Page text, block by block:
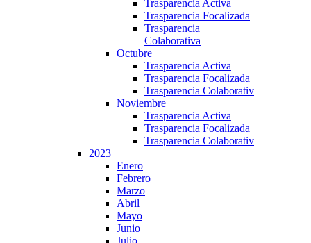
Trasparencia Activa
Trasparencia Focalizada
Trasparencia
Colaborativa
Octubre
Trasparencia Activa
Trasparencia Focalizada
Trasparencia Colaborativ
Noviembre
Trasparencia Activa
Trasparencia Focalizada
Trasparencia Colaborativ
2023
Enero
Febrero
Marzo
Abril
Mayo
Junio
Julio